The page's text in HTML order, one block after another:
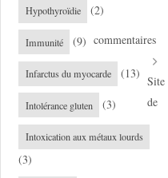
Hypothyroïdie (2)
Immunité (9)
Infarctus du myocarde (13)
Intolérance gluten (3)
Intoxication aux métaux lourds
(3)
commentaires
Site
de